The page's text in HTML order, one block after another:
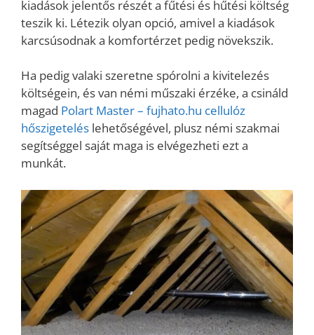
kiadások jelentős részét a fűtési és hűtési költség
teszik ki. Létezik olyan opció, amivel a kiadások
karcsúsodnak a komfortérzet pedig növekszik.
Ha pedig valaki szeretne spórolni a kivitelezés
költségein, és van némi műszaki érzéke, a csináld
magad Polart Master – fujhato.hu cellulóz
hőszigetelés lehetőségével, plusz némi szakmai
segítséggel saját maga is elvégezheti ezt a
munkát.